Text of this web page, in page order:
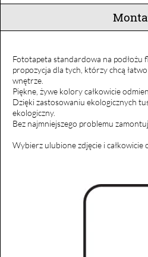
Fototapeta standardowa na podłożu
propozycja dla tych, którzy chcą
wnętrze.
Piękne, żywe kolory całkowicie
Dzięki zastosowaniu ekologicznych
ekologiczny.
Bez najmniejszego problemu
Wybierz ulubione zdjęcie i całkowicie